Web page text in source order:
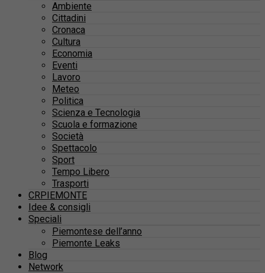
Ambiente
Cittadini
Cronaca
Cultura
Economia
Eventi
Lavoro
Meteo
Politica
Scienza e Tecnologia
Scuola e formazione
Società
Spettacolo
Sport
Tempo Libero
Trasporti
CRPIEMONTE
Idee & consigli
Speciali
Piemontese dell’anno
Piemonte Leaks
Blog
Network